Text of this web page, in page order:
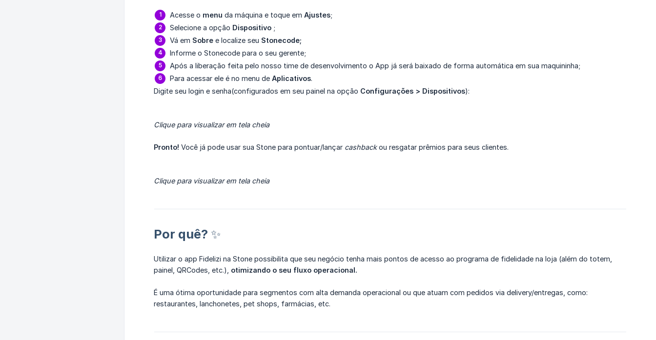
Acesse o menu da máquina e toque em Ajustes;
Selecione a opção Dispositivo ;
Vá em Sobre e localize seu Stonecode;
Informe o Stonecode para o seu gerente;
Após a liberação feita pelo nosso time de desenvolvimento o App já será baixado de forma automática em sua maquininha;
Para acessar ele é no menu de Aplicativos.
Digite seu login e senha(configurados em seu painel na opção Configurações > Dispositivos):
Clique para visualizar em tela cheia
Pronto! Você já pode usar sua Stone para pontuar/lançar cashbackou resgatar prêmios para seus clientes.
Clique para visualizar em tela cheia
Por quê? ✨
Utilizar o app Fidelizi na Stone possibilita que seu negócio tenha mais pontos de acesso ao programa de fidelidade na loja (além do totem,
painel, QRCodes, etc.), otimizando o seu fluxo operacional.
É uma ótima oportunidade para segmentos com alta demanda operacional ou que atuam com pedidos via delivery/entregas, como:
restaurantes, lanchonetes, pet shops, farmácias, etc.